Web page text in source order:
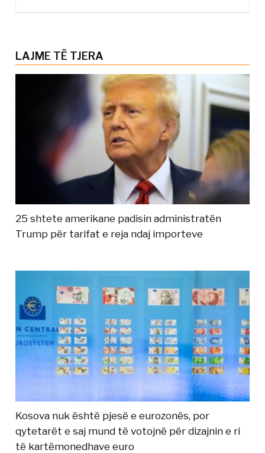
LAJME TË TJERA
25 shtete amerikane padisin administratën
Trump për tarifat e reja ndaj importeve
Kosova nuk është pjesë e eurozonës, por
qytetarët e saj mund të votojnë për dizajnin e ri
të kartëmonedhave euro